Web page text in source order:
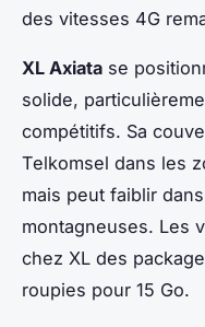
des vitesses 4G
XL Axiata se
solide,
compétitifs. Sa
Telkomsel dans les
mais peut faiblir
montagneuses. Les
chez XL des
roupies pour 15 Go.